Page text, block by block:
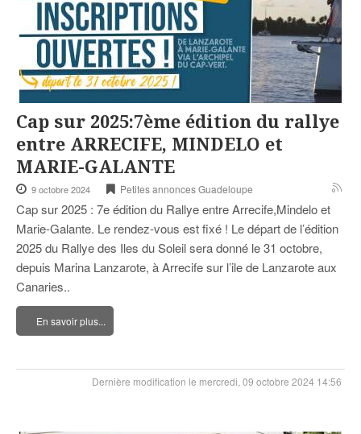
Cap sur 2025:7ème édition du rallye
entre ARRECIFE, MINDELO et
MARIE-GALANTE
9 octobre 2024 Petites annonces Guadeloupe
Cap sur 2025 : 7e édition du Rallye entre Arrecife,Mindelo et
Marie-Galante. Le rendez-vous est fixé ! Le départ de l’édition
2025 du Rallye des Iles du Soleil sera donné le 31 octobre,
depuis Marina Lanzarote, à Arrecife sur l’ile de Lanzarote aux
Canaries..
En savoir plus...
Dernière modification le mercredi, 09 octobre 2024 14:56